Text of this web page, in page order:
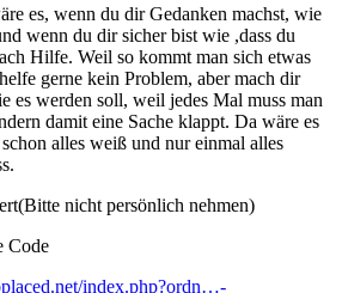
es, wenn du dir Gedanken machst, wie
wenn du dir sicher bist wie ,dass du
Hilfe. Weil so kommt man sich etwas
gerne kein Problem, aber mach dir
es werden soll, weil jedes Mal muss man
damit eine Sache klappt. Da wäre es
alles weiß und nur einmal alles
nicht persönlich nehmen)
Code
index.php?ordn…-